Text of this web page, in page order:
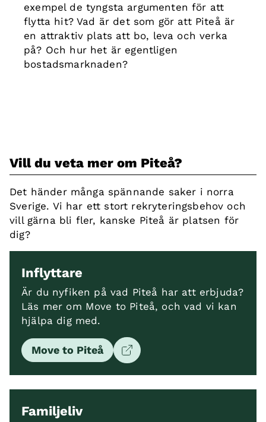
exempel de tyngsta argumenten för att
flytta hit? Vad är det som gör att Piteå är
en attraktiv plats att bo, leva och verka
på? Och hur het är egentligen
bostadsmarknaden?
Vill du veta mer om Piteå?
Det händer många spännande saker i norra
Sverige. Vi har ett stort rekryteringsbehov och
vill gärna bli fler, kanske Piteå är platsen för
dig?
Inflyttare
Är du nyfiken på vad Piteå har att erbjuda?
Läs mer om Move to Piteå, och vad vi kan
hjälpa dig med.
Move to Piteå
Familjeliv